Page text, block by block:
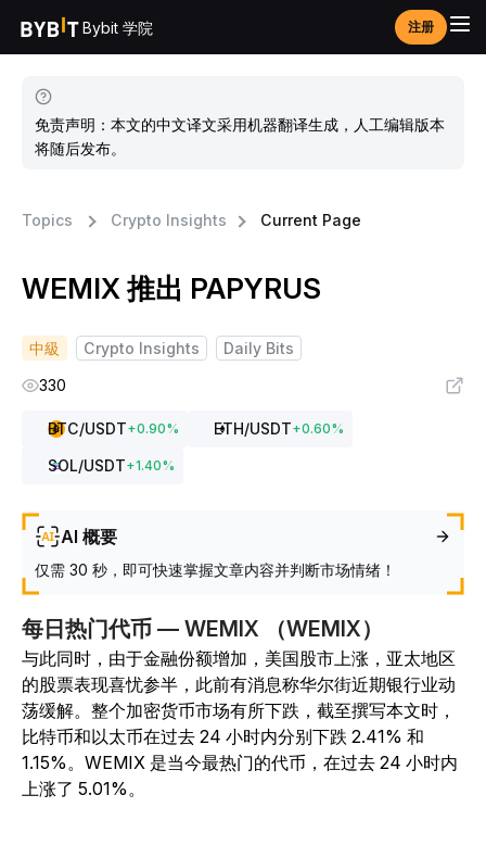
Bybit 学院 注册
免责声明：本文的中文译文采用机器翻译生成，人工编辑版本
将随后发布。
Topics Crypto Insights Current Page
WEMIX 推出 PAPYRUS
中級 Crypto Insights
Daily Bits
330
BTC/USDT+0.90% ETH/USDT+0.60%
SOL/USDT+1.40%
AI 概要
仅需 30 秒，即可快速掌握文章内容并判断市场情绪！
每日热门代币 — WEMIX （WEMIX）
与此同时，由于金融份额增加，美国股市上涨，亚太地区
的股票表现喜忧参半，此前有消息称华尔街近期银行业动
荡缓解。整个加密货币市场有所下跌，截至撰写本文时，
比特币和以太币在过去 24 小时内分别下跌 2.41% 和
1.15%。WEMIX 是当今最热门的代币，在过去 24 小时内
上涨了 5.01%。